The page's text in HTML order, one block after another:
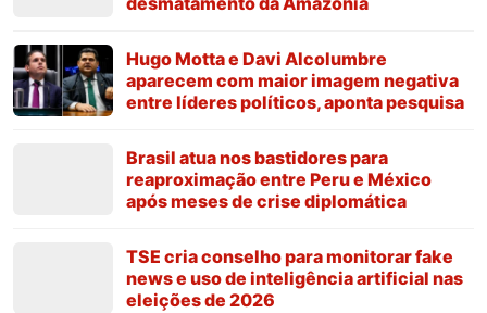
Hugo Motta e Davi Alcolumbre
aparecem com maior imagem negativa
entre líderes políticos, aponta pesquisa
Brasil atua nos bastidores para
reaproximação entre Peru e México
após meses de crise diplomática
TSE cria conselho para monitorar fake
news e uso de inteligência artificial nas
eleições de 2026